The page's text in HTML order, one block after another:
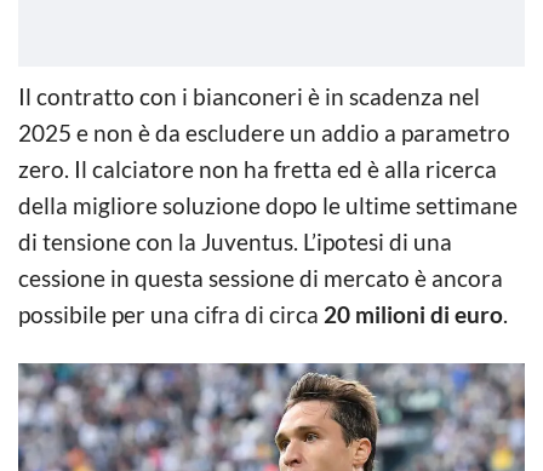
Il contratto con i bianconeri è in scadenza nel
2025 e non è da escludere un addio a parametro
zero. Il calciatore non ha fretta ed è alla ricerca
della migliore soluzione dopo le ultime settimane
di tensione con la Juventus. L’ipotesi di una
cessione in questa sessione di mercato è ancora
possibile per una cifra di circa 20 milioni di euro.